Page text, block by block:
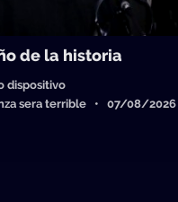
de la historia
dispositivo
sera terrible • 07/08/2026